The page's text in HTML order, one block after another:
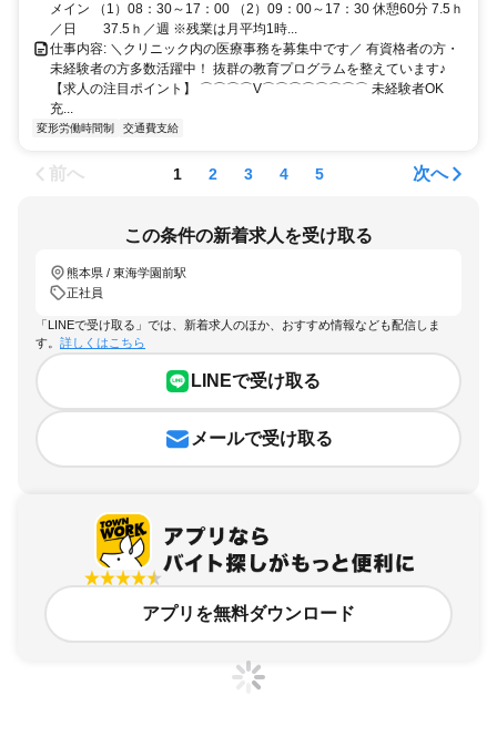
メイン （1）08：30～17：00 （2）09：00～17：30 休憩60分 7.5ｈ
／日 37.5ｈ／週 ※残業は月平均1時...
仕事内容: ＼クリニック内の医療事務を募集中です／ 有資格者の方・
未経験者の方多数活躍中！ 抜群の教育プログラムを整えています♪
【求人の注目ポイント】 ⌒⌒⌒⌒V⌒⌒⌒⌒⌒⌒⌒⌒ 未経験者OK
充...
変形労働時間制 交通費支給
前へ 1 2 3 4 5 次へ
この条件の新着求人を受け取る
熊本県 / 東海学園前駅
正社員
「LINEで受け取る」では、新着求人のほか、おすすめ情報なども配信しま
す。 詳しくはこちら
LINEで受け取る
メールで受け取る
アプリを無料ダウンロード